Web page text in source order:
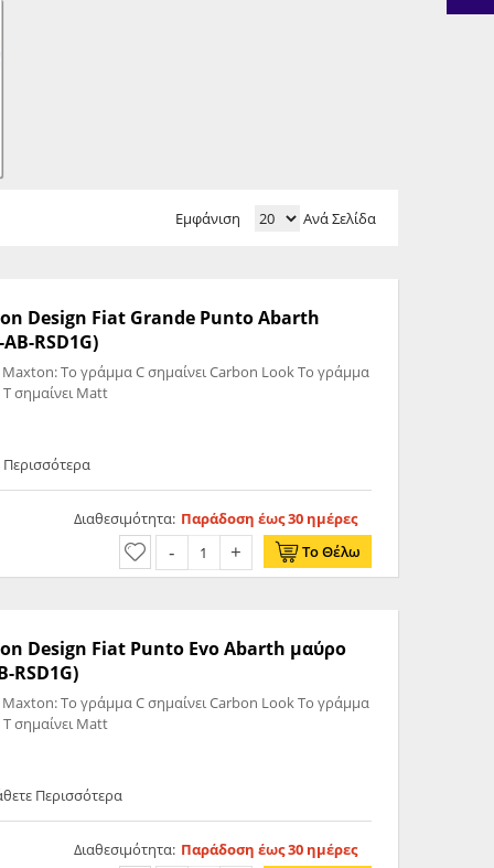
Εμφάνιση Ανά Σελίδα
Design Fiat Grande Punto Abarth
RSD1G)
Maxton: Το γράμμα C σημαίνει Carbon Look Το γράμμα
σημαίνει Matt
Περισσότερα
Διαθεσιμότητα: Παράδοση έως 30 ημέρες
Το Θέλω
Design Fiat Punto Evo Abarth μαύρο
RSD1G)
Maxton: Το γράμμα C σημαίνει Carbon Look Το γράμμα
σημαίνει Matt
Περισσότερα
Διαθεσιμότητα: Παράδοση έως 30 ημέρες